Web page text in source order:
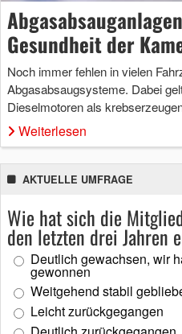
Gesundheit der
Noch immer fehlen in vielen
Abgasabsaugsysteme. Dabei
Dieselmotoren als
Weiterlesen
AKTUELLE UMFRAGE
Wie hat sich die
den letzten drei Jahren
Deutlich gewachsen, wir
gewonnen
Weitgehend stabil
Leicht zurückgegangen